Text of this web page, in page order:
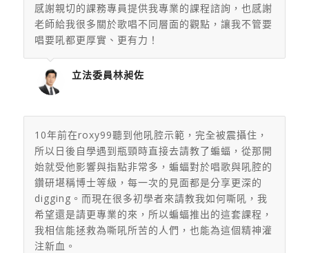
感謝親切的課務專員提供我專業的課程諮詢，也感謝
老師給我很多關於歌唱不同層面的觀點，讓我不管要
唱要吼都更厚實、更有力！
立法委員林昶佐
10年前在roxy99聽到他吼腔示範，完全被震攝住，
所以日後自學遇到瓶頸時直接去請教了蝙蝠，從那開
始就受他影響與指點非常多，蝙蝠對於唱歌與吼腔的
鑽研堪稱博士等級，每一次的見面都是分享更深的
digging。而現在很多初學者來請教我如何嘶吼，我
希望還是請更專業的來，所以蝙蝠推出的這套課程，
我相信能拯救為嘶吼所苦的人們，也能為這個精神灌
注新血。